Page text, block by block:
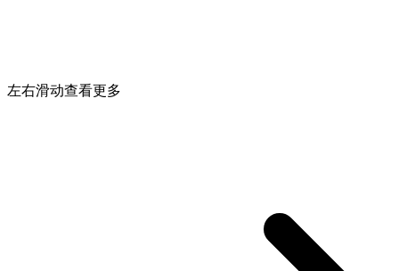
左右滑动查看更多